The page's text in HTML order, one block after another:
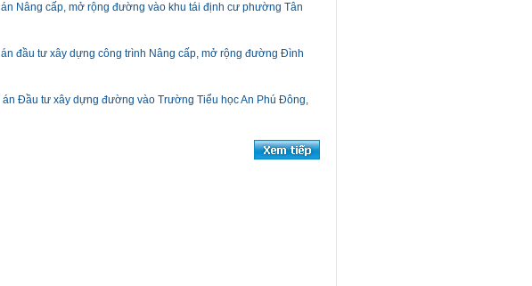
Nâng cấp, mở rộng đường vào khu tái định cư phường Tân
đầu tư xây dựng công trình Nâng cấp, mở rộng đường Đình
Đầu tư xây dựng đường vào Trường Tiểu học An Phú Đông,